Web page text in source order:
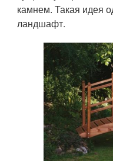
камнем. Такая идея
ландшафт.